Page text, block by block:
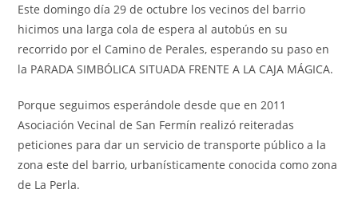
Este domingo día 29 de octubre los vecinos del barrio
hicimos una larga cola de espera al autobús en su
recorrido por el Camino de Perales, esperando su paso en
la PARADA SIMBÓLICA SITUADA FRENTE A LA CAJA MÁGICA.
Porque seguimos esperándole desde que en 2011
Asociación Vecinal de San Fermín realizó reiteradas
peticiones para dar un servicio de transporte público a la
zona este del barrio, urbanísticamente conocida como zona
de La Perla.